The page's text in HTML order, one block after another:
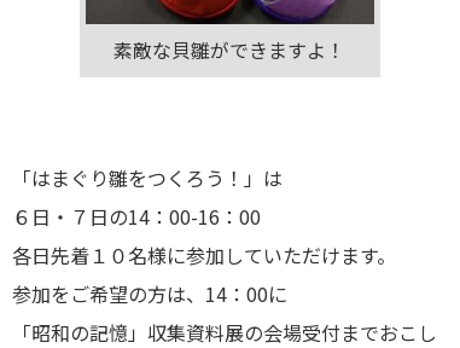
素敵な貝雛ができますよ！
「はまぐり雛をつくろう！」は
６日・７日の14：00-16：00
各日先着１０名様に参加していただけます。
参加をご希望の方は、14：00に
「昭和の記憶」収集資料展の会場受付までおこし